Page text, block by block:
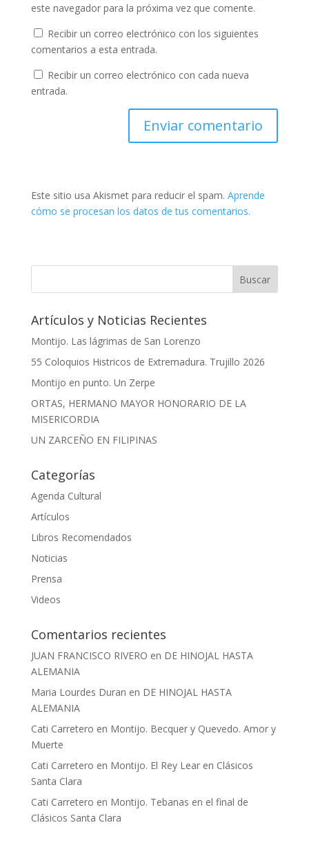
este navegador para la próxima vez que comente.
Recibir un correo electrónico con los siguientes
comentarios a esta entrada.
Recibir un correo electrónico con cada nueva
entrada.
Este sitio usa Akismet para reducir el spam. Aprende
cómo se procesan los datos de tus comentarios.
Artículos y Noticias Recientes
Montijo. Las lágrimas de San Lorenzo
55 Coloquios Histricos de Extremadura. Trujillo 2026
Montijo en punto. Un Zerpe
ORTAS, HERMANO MAYOR HONORARIO DE LA
MISERICORDIA
UN ZARCEÑO EN FILIPINAS
Categorías
Agenda Cultural
Artículos
Libros Recomendados
Noticias
Prensa
Videos
Comentarios recientes
JUAN FRANCISCO RIVERO en DE HINOJAL HASTA
ALEMANIA
Maria Lourdes Duran en DE HINOJAL HASTA
ALEMANIA
Cati Carretero en Montijo. Becquer y Quevedo. Amor y
Muerte
Cati Carretero en Montijo. El Rey Lear en Clásicos
Santa Clara
Cati Carretero en Montijo. Tebanas en el final de
Clásicos Santa Clara